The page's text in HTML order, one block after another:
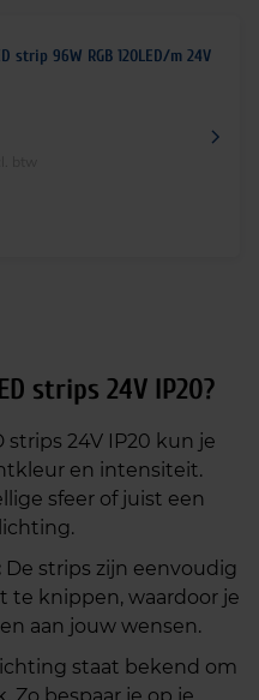
strip 96W RGB 120LED/m 24V
strips 24V IP20?
strips 24V IP20 kun je
en intensiteit.
sfeer of juist een
De strips zijn eenvoudig
te knippen, waardoor je
aan jouw wensen.
staat bekend om